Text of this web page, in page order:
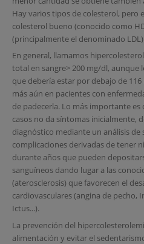
Hay varios tipos de colesterol, pero
colesterol bueno (conocido como
(principalmente el denominado LDL).
En general, llamamos
total en sangre> 200 mg/dl, aunque
que debería estar por debajo de
más aún en pacientes con
de padecerla. Lo más importante
casos no da síntomas inicialmente,
diagnóstico mediante un análisis de
complicaciones derivadas de tener
durante años que pueden
sanguíneos dando lugar a las
(aterosclerosis) que favorecen el
cardiovasculares (angina de pecho,
Ictus...).
La prevención del
alimentación y evitar el